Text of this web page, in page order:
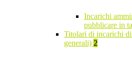
Incarichi
pubblicare in
Titolari di incarichi
generali) 2